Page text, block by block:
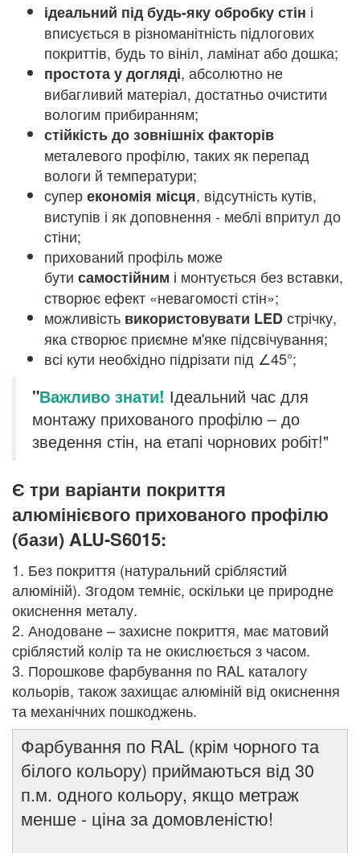
ідеальний під будь-яку обробку стін і
вписується в різноманітність підлогових
покриттів, будь то вініл, ламінат або дошка;
простота у догляді, абсолютно не
вибагливий матеріал, достатньо очистити
вологим прибиранням;
стійкість до зовнішніх факторів
металевого профілю, таких як перепад
вологи й температури;
суперекономія місця, відсутність кутів,
виступів і як доповнення - меблі впритул до
стіни;
прихований профіль може
бути самостійним і монтується без вставки,
створює ефект «невагомості стін»;
можливість використовувати LEDстрічку,
яка створює приємне м'яке підсвічування;
всі кути необхідно підрізати під ∠45°;
"Важливо знати! Ідеальний час для
монтажу прихованого профілю – до
зведення стін, на етапі чорнових робіт!"
Є три варіанти покриття
алюмінієвого прихованого профілю
(бази) ALU-S6015:
1. Без покриття (натуральний сріблястий
алюміній). Згодом темніє, оскільки це природне
окиснення металу.
2. Анодоване – захисне покриття, має матовий
сріблястий колір та не окислюється з часом.
3. Порошкове фарбування по RAL каталогу
кольорів, також захищає алюміній від окиснення
та механічних пошкоджень.
Фарбування по RAL (крім чорного та
білого кольору) приймаються від 30
п.м. одного кольору, якщо метраж
менше - ціна за домовленістю!